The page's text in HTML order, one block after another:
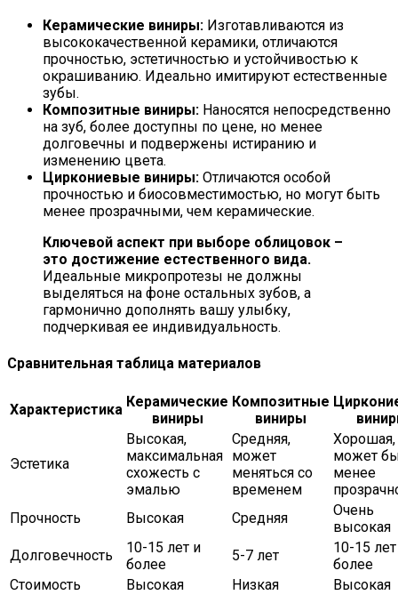
Керамические виниры: Изготавливаются из
высококачественной керамики, отличаются
прочностью, эстетичностью и устойчивостью к
окрашиванию. Идеально имитируют естественные
зубы.
Композитные виниры: Наносятся непосредственно
на зуб, более доступны по цене, но менее
долговечны и подвержены истиранию и
изменению цвета.
Циркониевые виниры: Отличаются особой
прочностью и биосовместимостью, но могут быть
менее прозрачными, чем керамические.
Ключевой аспект при выборе облицовок –
это достижение естественного вида.
Идеальные микропротезы не должны
выделяться на фоне остальных зубов, а
гармонично дополнять вашу улыбку,
подчеркивая ее индивидуальность.
Сравнительная таблица материалов
Характеристика Керамические
виниры
Композитные
виниры
Эстетика
Высокая,
максимальная
схожесть с
эмалью
Средняя,
может
меняться со
временем
Хорошая,
может
менее
Прочность
Высокая Средняя
Очень
высокая
Долговечность
10-15 лет и
более
5-7 лет
10-15
более
Стоимость
Высокая Низкая Высокая